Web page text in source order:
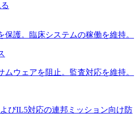
保護。臨床システムの稼働を維持。
ムウェアを阻止。監査対応を維持。
びIL5対応の連邦ミッション向け防